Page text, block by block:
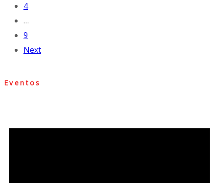
4
…
9
Next
Eventos